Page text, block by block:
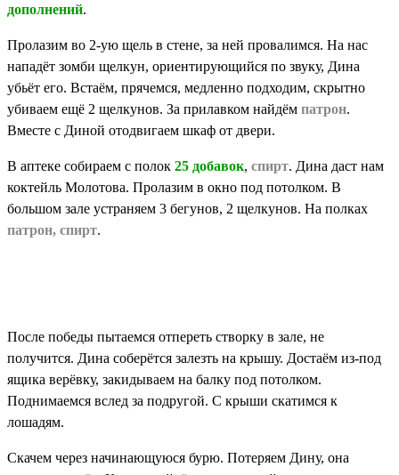
дополнений.
Пролазим во 2-ую щель в стене, за ней провалимся. На нас
нападёт зомби щелкун, ориентирующийся по звуку, Дина
убьёт его. Встаём, прячемся, медленно подходим, скрытно
убиваем ещё 2 щелкунов. За прилавком найдём патрон.
Вместе с Диной отодвигаем шкаф от двери.
В аптеке собираем с полок 25 добавок, спирт. Дина даст нам
коктейль Молотова. Пролазим в окно под потолком. В
большом зале устраняем 3 бегунов, 2 щелкунов. На полках
патрон, спирт.
После победы пытаемся отпереть створку в зале, не
получится. Дина соберётся залезть на крышу. Достаём из-под
ящика верёвку, закидываем на балку под потолком.
Поднимаемся вслед за подругой. С крыши скатимся к
лошадям.
Скачем через начинающуюся бурю. Потеряем Дину, она